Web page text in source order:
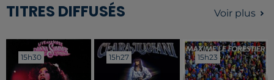
TITRES DIFFUSÉS Voir plus
15h30
15h30 15h27
15h27 15h23
15h23